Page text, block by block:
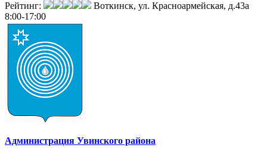
Рейтинг:
Воткинск, ул. Красноармейская, д.43а
8:00-17:00
Администрация Увинского района